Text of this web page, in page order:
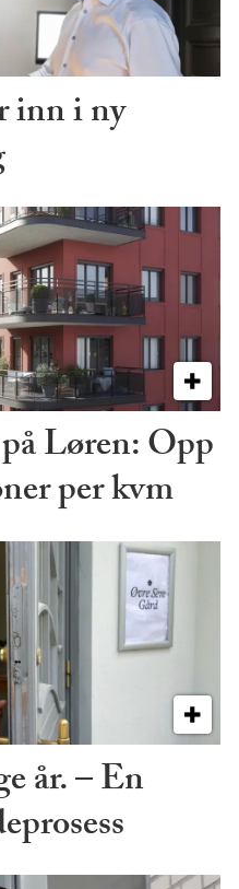
inn i ny
Løren: Opp
per kvm
år. – En